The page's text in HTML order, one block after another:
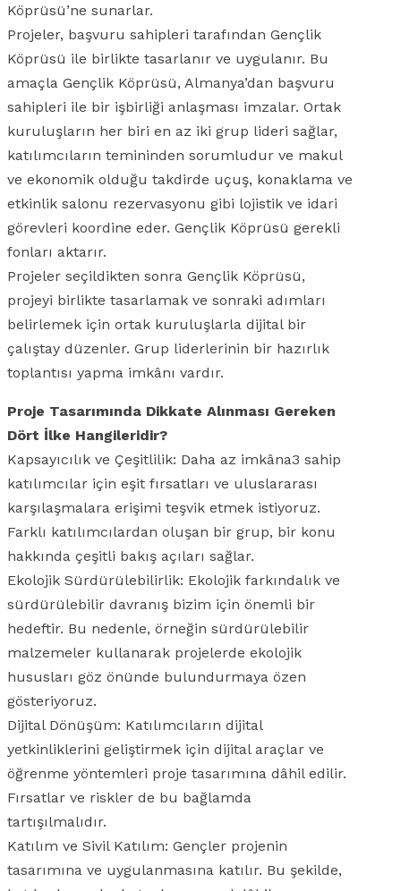
Köprüsü’ne sunarlar.
Projeler, başvuru sahipleri tarafından Gençlik
Köprüsü ile birlikte tasarlanır ve uygulanır. Bu
amaçla Gençlik Köprüsü, Almanya’dan başvuru
sahipleri ile bir işbirliği anlaşması imzalar. Ortak
kuruluşların her biri en az iki grup lideri sağlar,
katılımcıların temininden sorumludur ve makul
ve ekonomik olduğu takdirde uçuş, konaklama ve
etkinlik salonu rezervasyonu gibi lojistik ve idari
görevleri koordine eder. Gençlik Köprüsü gerekli
fonları aktarır.
Projeler seçildikten sonra Gençlik Köprüsü,
projeyi birlikte tasarlamak ve sonraki adımları
belirlemek için ortak kuruluşlarla dijital bir
çalıştay düzenler. Grup liderlerinin bir hazırlık
toplantısı yapma imkânı vardır.
Proje Tasarımında Dikkate Alınması Gereken
Dört İlke Hangileridir?
Kapsayıcılık ve Çeşitlilik: Daha az imkâna3 sahip
katılımcılar için eşit fırsatları ve uluslararası
karşılaşmalara erişimi teşvik etmek istiyoruz.
Farklı katılımcılardan oluşan bir grup, bir konu
hakkında çeşitli bakış açıları sağlar.
Ekolojik Sürdürülebilirlik: Ekolojik farkındalık ve
sürdürülebilir davranış bizim için önemli bir
hedeftir. Bu nedenle, örneğin sürdürülebilir
malzemeler kullanarak projelerde ekolojik
hususları göz önünde bulundurmaya özen
gösteriyoruz.
Dijital Dönüşüm: Katılımcıların dijital
yetkinliklerini geliştirmek için dijital araçlar ve
öğrenme yöntemleri proje tasarımına dâhil edilir.
Fırsatlar ve riskler de bu bağlamda
tartışılmalıdır.
Katılım ve Sivil Katılım: Gençler projenin
tasarımına ve uygulanmasına katılır. Bu şekilde,